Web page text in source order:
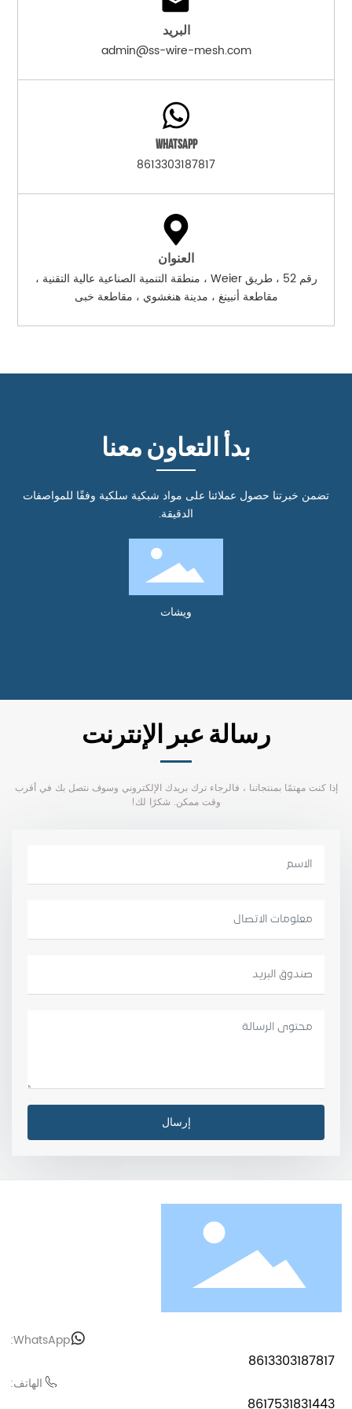
البريد
admin@ss-wire-mesh.com
WhatsApp
8613303187817
العنوان
رقم 52 ، طريق Weier ، منطقة التنمية الصناعية عالية التقنية ،
مقاطعة أنبينغ ، مدينة هنغشوي ، مقاطعة خبى
بدأ التعاون معنا
تضمن خبرتنا حصول عملائنا على مواد شبكية سلكية وفقًا للمواصفات
الدقيقة.
ويشات
رسالة عبر الإنترنت
إذا كنت مهتمًا بمنتجاتنا ، فالرجاء ترك بريدك الإلكتروني وسوف نتصل بك في أقرب
وقت ممكن. شكرًا لك!
إرسال
WhatsApp:
8613303187817
الهاتف:
8617531831443